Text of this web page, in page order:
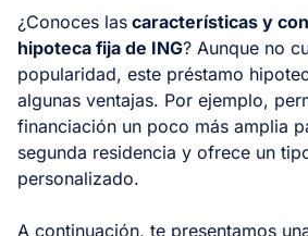
¿Conoces las características y
hipoteca fija de ING? Aunque no
popularidad, este préstamo
algunas ventajas. Por ejemplo,
financiación un poco más amplia
segunda residencia y ofrece un
personalizado.
A continuación, te presentamos